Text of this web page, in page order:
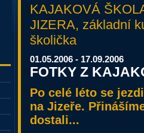
KAJAKOVÁ
JIZERA, základní
školička
01.05.2006 - 17.09.2006
FOTKY Z
Po celé léto se
na Jizeře.
dostali...